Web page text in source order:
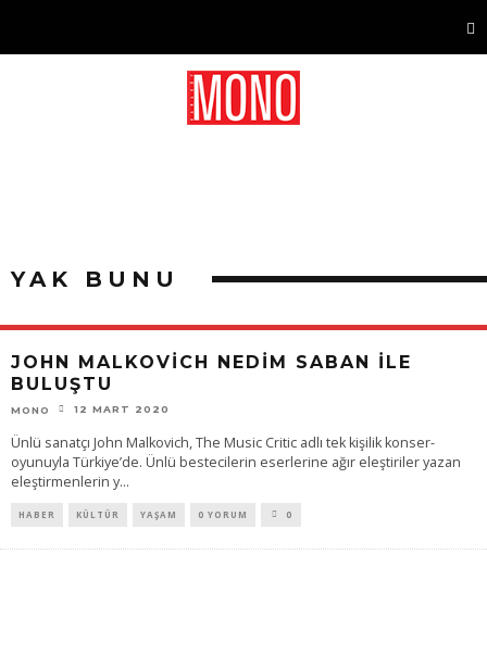
YAK BUNU
JOHN MALKOVİCH NEDİM SABAN İLE
BULUŞTU
MONO 12 MART 2020
Ünlü sanatçı John Malkovich, The Music Critic adlı tek kişilik konser-
oyunuyla Türkiye’de. Ünlü bestecilerin eserlerine ağır eleştiriler yazan
eleştirmenlerin y...
HABER KÜLTÜR YAŞAM 0 YORUM 0